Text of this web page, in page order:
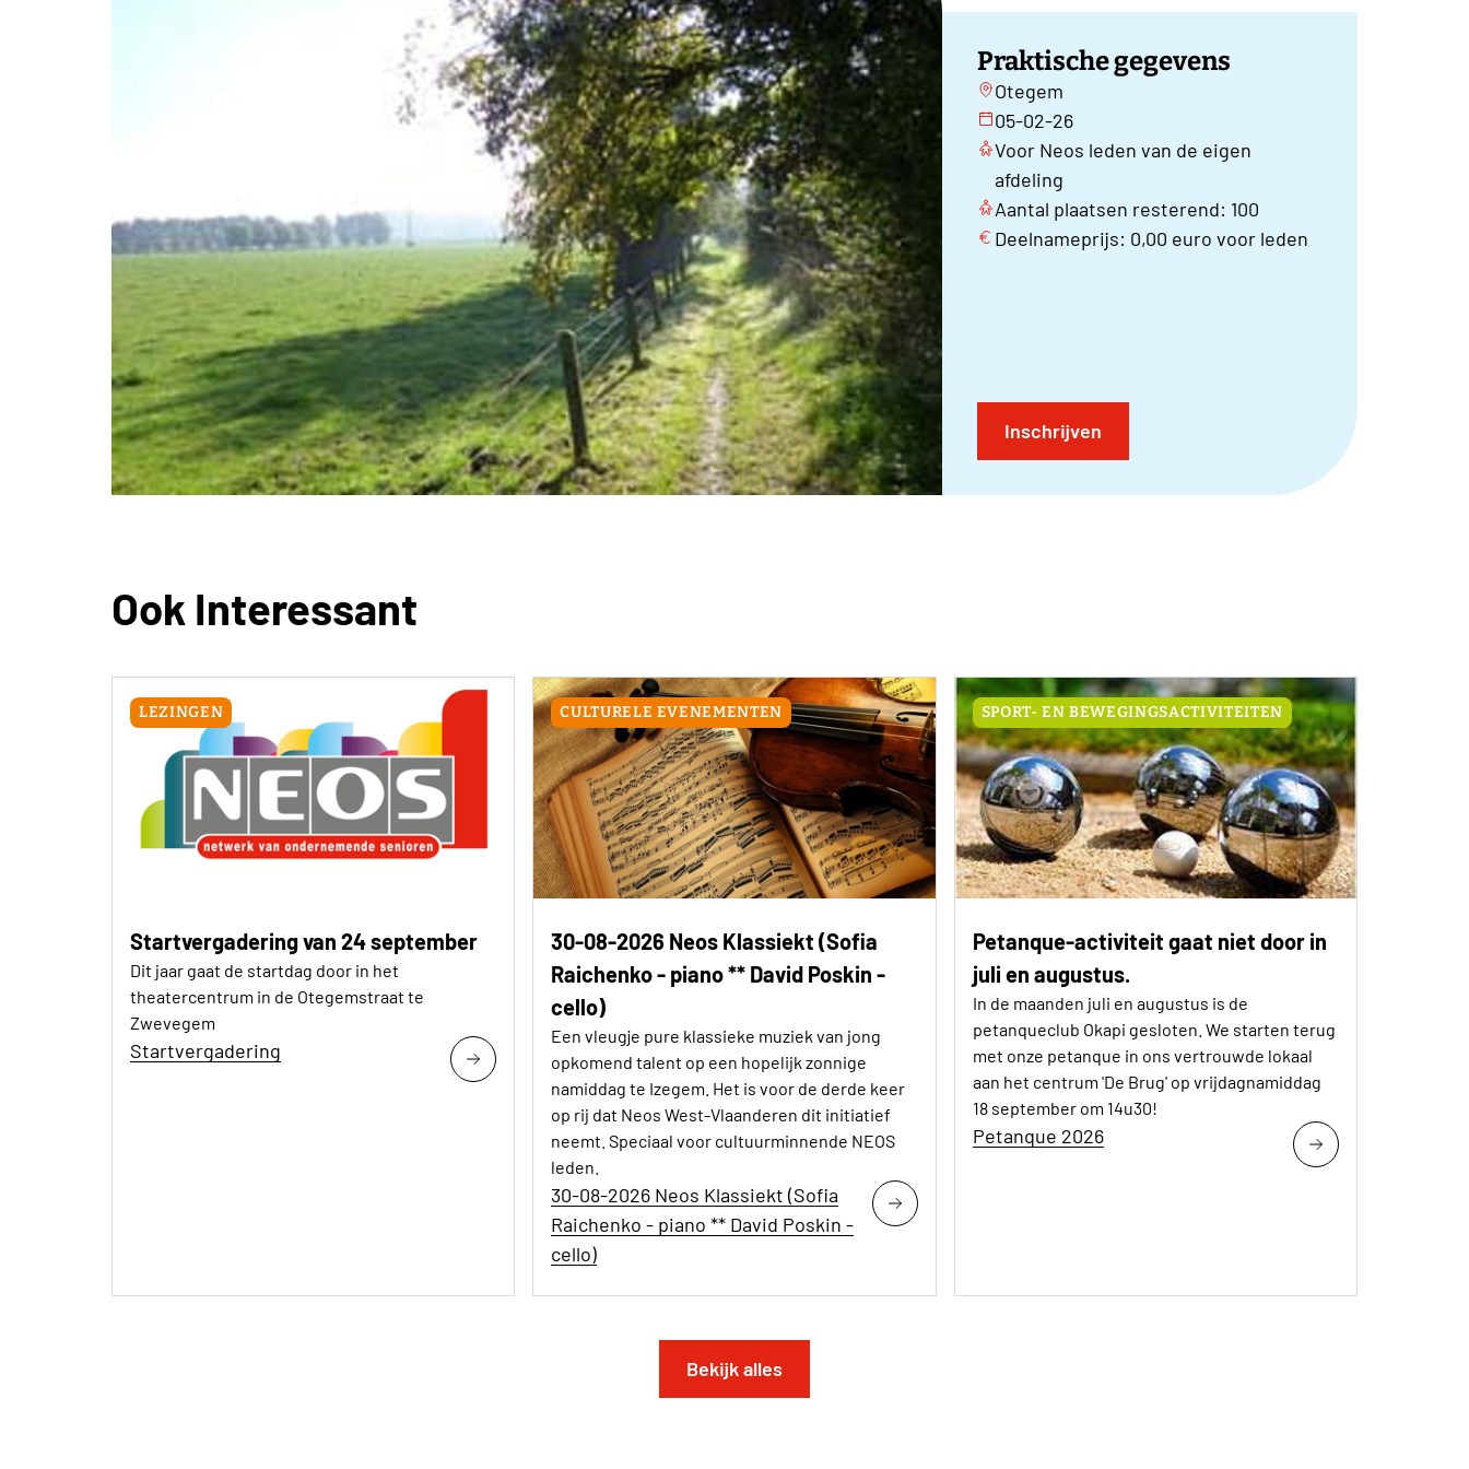
Praktische gegevens
Otegem
05-02-26
Voor Neos leden van de eigen
afdeling
Aantal plaatsen resterend: 100
Deelnameprijs: 0,00 euro voor leden
Inschrijven
Ook Interessant
LEZINGEN
Startvergadering van 24 september
Dit jaar gaat de startdag door in het
theatercentrum in de Otegemstraat te
Zwevegem
Startvergadering
CULTURELE EVENEMENTEN
30-08-2026 Neos Klassiekt (Sofia
Raichenko - piano ** David Poskin -
cello)
Een vleugje pure klassieke muziek van jong
opkomend talent op een hopelijk zonnige
namiddag te Izegem. Het is voor de derde keer
op rij dat Neos West-Vlaanderen dit initiatief
neemt. Speciaal voor cultuurminnende NEOS
leden.
30-08-2026 Neos Klassiekt (Sofia
Raichenko - piano ** David Poskin -
cello)
SPORT- EN BEWEGINGSACTIVITEITEN
Petanque-activiteit gaat niet door in
juli en augustus.
In de maanden juli en augustus is de
petanqueclub Okapi gesloten. We starten terug
met onze petanque in ons vertrouwde lokaal
aan het centrum 'De Brug' op vrijdagnamiddag
18 september om 14u30!
Petanque 2026
Bekijk alles